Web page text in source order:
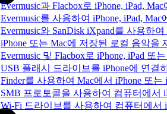
Evermusic과 Flacbox로 iPhone, iPad,
Evermusic를 사용하여 iPhone, iPad,
Evermusic와 SanDisk iXpand를 사용하
iPhone 또는 Mac에 저장된 로컬 음악을
Evermusic 및 Flacbox로 iPhone, iPad
USB 플래시 드라이브를 iPhone에 연
Finder를 사용하여 Mac에서 iPhone 또
SMB 프로토콜을 사용하여 컴퓨터에서
Wi-Fi 드라이브를 사용하여 컴퓨터에서